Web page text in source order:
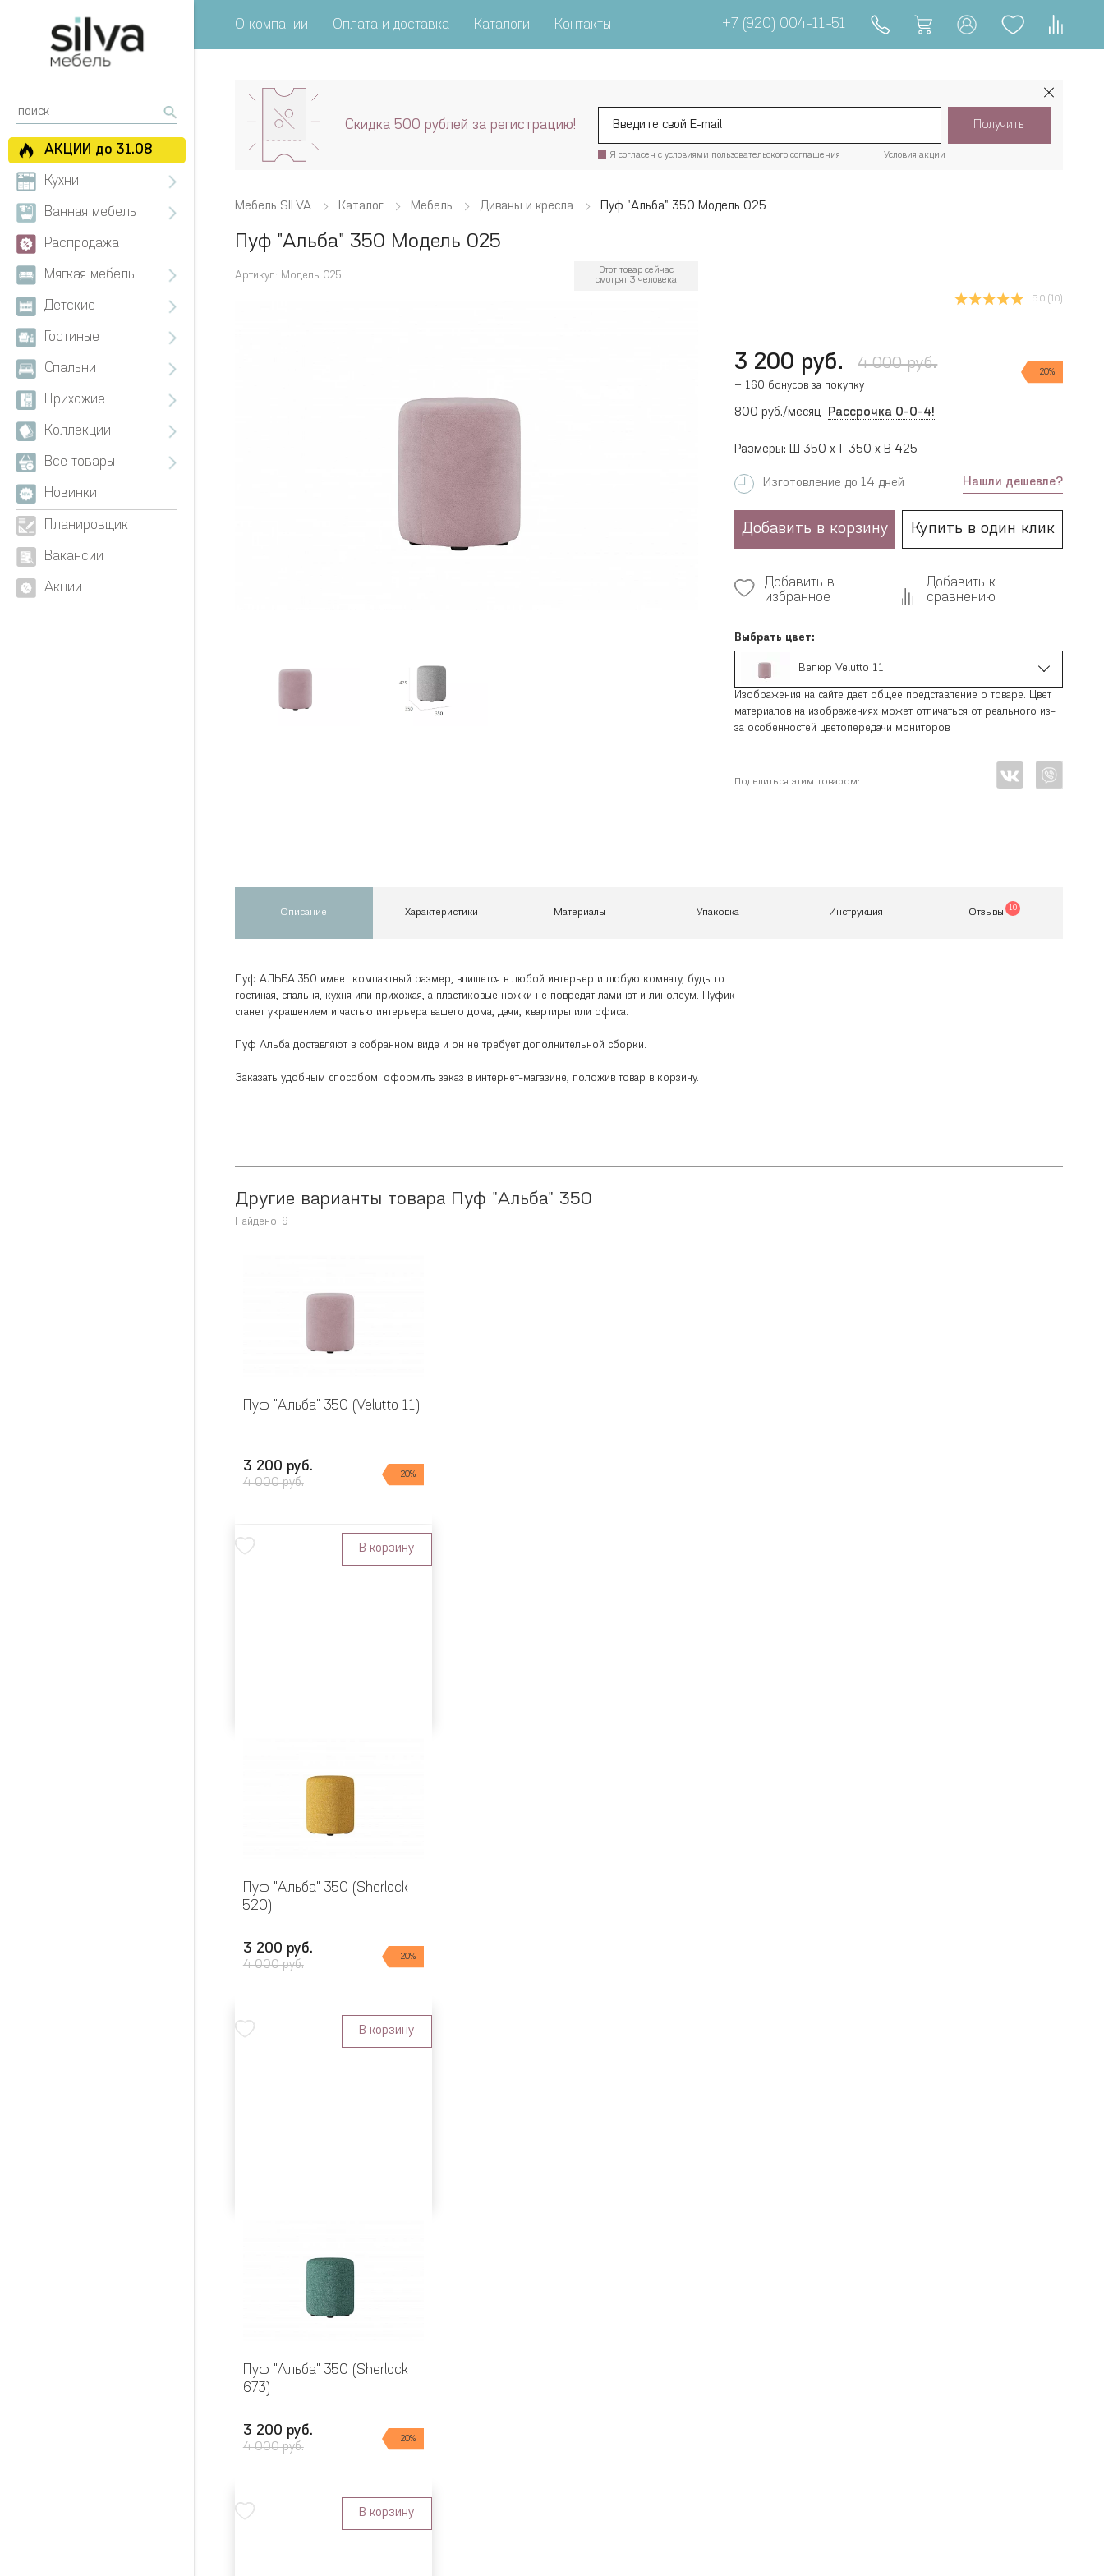
О компании Оплата и доставка Каталоги Контакты +7 (920) 004-11-51
АКЦИИ до 31.08
Кухни
Ванная мебель
Распродажа
Мягкая мебель
Детские
Гостиные
Спальни
Прихожие
Коллекции
Все товары
Новинки
Планировщик
Вакансии
Акции
Скидка 500 рублей за регистрацию! Получить
Я согласен с условиями пользовательского соглашения Условия акции
Мебель SILVA Каталог Мебель Диваны и кресла Пуф "Альба" 350 Модель 025
Пуф "Альба" 350 Модель 025
Артикул: Модель 025
5.0 (10)
Этот товар сейчас
смотрят 3 человека
3 200 руб. 4 000 руб.
20%
+ 160 бонусов за покупку
800 руб./месяц Рассрочка 0-0-4!
Размеры: Ш 350 x Г 350 x В 425
Изготовление до 14 дней Нашли дешевле?
Добавить в корзину Купить в один клик
Добавить в
избранное
Добавить к
сравнению
Выбрать цвет:
Велюр Velutto 11
Изображения на сайте дает общее представление о товаре. Цвет
материалов на изображениях может отличаться от реального из-
за особенностей цветопередачи мониторов
Поделиться этим товаром:
Описание Характеристики Материалы Упаковка Инструкция Отзывы 10
Пуф АЛЬБА 350 имеет компактный размер, впишется в любой интерьер и любую комнату, будь то
гостиная, спальня, кухня или прихожая, а пластиковые ножки не повредят ламинат и линолеум. Пуфик
станет украшением и частью интерьера вашего дома, дачи, квартиры или офиса.
Пуф Альба доставляют в собранном виде и он не требует дополнительной сборки.
Заказать удобным способом: оформить заказ в интернет-магазине, положив товар в корзину.
Другие варианты товара Пуф "Альба" 350
Найдено: 9
Пуф "Альба" 350 (Velutto 11)
3 200 руб.
4 000 руб.
20%
В корзину
Пуф "Альба" 350 (Sherlock
520)
3 200 руб.
4 000 руб.
20%
В корзину
Пуф "Альба" 350 (Sherlock
673)
3 200 руб.
4 000 руб.
20%
В корзину